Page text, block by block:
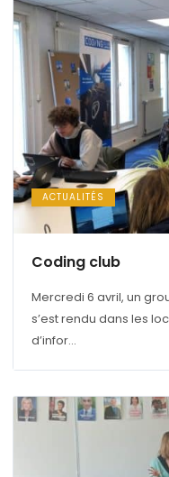
ACTUALITÉS
Coding club
Mercredi 6 avril, un
s’est rendu dans les
d’infor...